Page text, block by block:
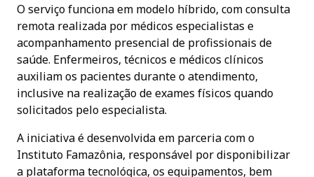
O serviço funciona em modelo híbrido, com consulta
remota realizada por médicos especialistas e
acompanhamento presencial de profissionais de
saúde. Enfermeiros, técnicos e médicos clínicos
auxiliam os pacientes durante o atendimento,
inclusive na realização de exames físicos quando
solicitados pelo especialista.
A iniciativa é desenvolvida em parceria com o
Instituto Famazônia, responsável por disponibilizar
a plataforma tecnológica, os equipamentos, bem